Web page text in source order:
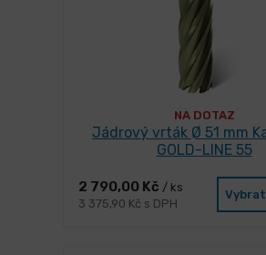
NA DOTAZ
Jádrový vrták Ø 51 mm
GOLD-LINE 55
2 790,00 Kč / ks
3 375,90 Kč s DPH